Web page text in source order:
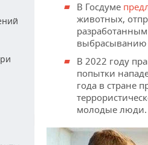
В Госдуме
животных,
выбрасыванию
В 2022 году
попытки
года в стране
молодые люди.